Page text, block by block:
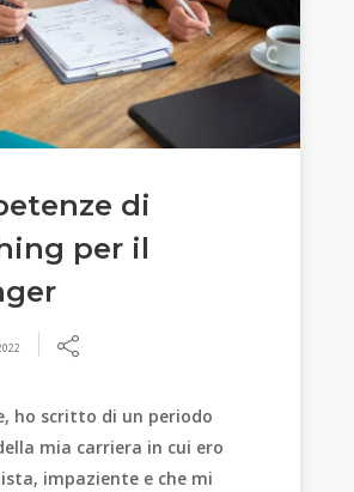
di
per il
ho scritto di un periodo
mia carriera in cui ero
impaziente e che mi